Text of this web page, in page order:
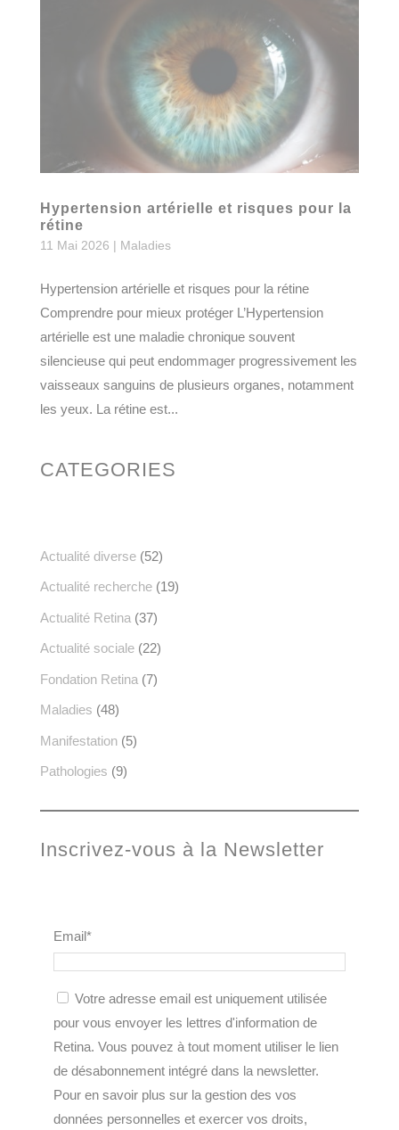
Hypertension artérielle et risques pour la
rétine
11 Mai 2026 | Maladies
Hypertension artérielle et risques pour la rétine
Comprendre pour mieux protéger L’Hypertension
artérielle est une maladie chronique souvent
silencieuse qui peut endommager progressivement les
vaisseaux sanguins de plusieurs organes, notamment
les yeux. La rétine est...
CATEGORIES
Actualité diverse(52)
Actualité recherche(19)
Actualité Retina (37)
Actualité sociale(22)
Fondation Retina (7)
Maladies (48)
Manifestation(5)
Pathologies (9)
Inscrivez-vous à la Newsletter
Email*
Votre adresse email est uniquement utilisée
pour vous envoyer les lettres d'information de
Retina. Vous pouvez à tout moment utiliser le lien
de désabonnement intégré dans la newsletter.
Pour en savoir plus sur la gestion des vos
données personnelles et exercer vos droits,